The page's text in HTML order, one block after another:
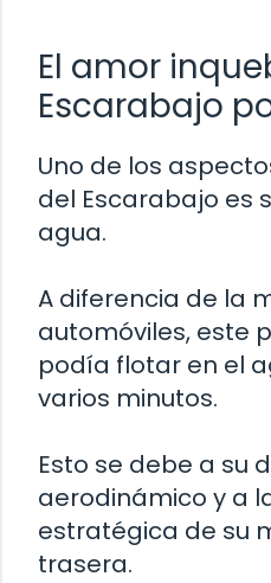
El amor
Escarabajo
Uno de los
del Escarabajo es
agua.
A diferencia de la
automóviles, este
podía flotar en el
varios minutos.
Esto se debe a su
aerodinámico y a
estratégica de su
trasera.